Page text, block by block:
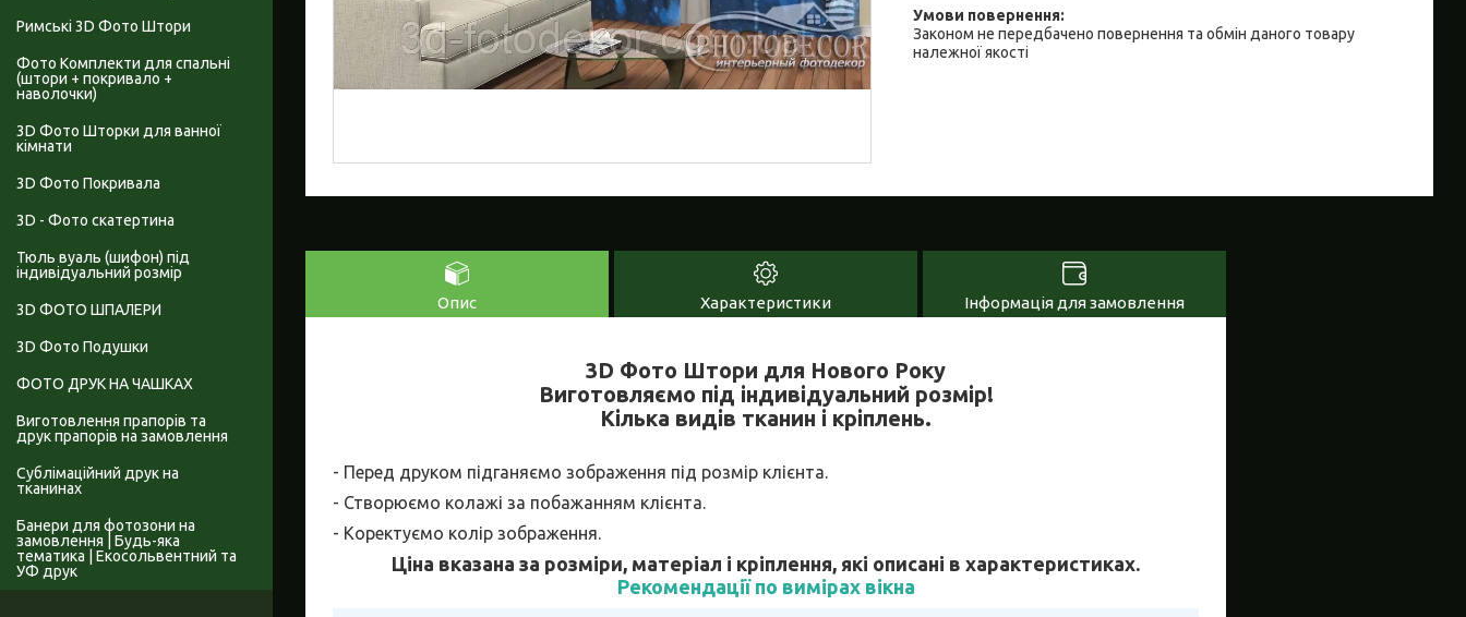
Законом не передбачено повернення та обмін даного товару
належної якості
Опис Характеристики Інформація для замовлення
3D Фото Штори для Нового Року
Виготовляємо під індивідуальний розмір!
Кілька видів тканин і кріплень.
- Перед друком підганяємо зображення під розмір клієнта.
- Створюємо колажі за побажанням клієнта.
- Коректуємо колір зображення.
Ціна вказана за розміри, матеріал і кріплення, які описані в характеристиках.
Рекомендації по вимірах вікна
Римські 3D Фото Штори
Фото Комплекти для спальні
(штори + покривало +
наволочки)
3D Фото Шторки для ванної
кімнати
3D Фото Покривала
3D - Фото скатертина
Тюль вуаль (шифон) під
індивідуальний розмір
3D ФОТО ШПАЛЕРИ
3D Фото Подушки
ФОТО ДРУК НА ЧАШКАХ
Виготовлення прапорів та
друк прапорів на замовлення
Сублімаційний друк на
тканинах
Банери для фотозони на
замовлення | Будь-яка
тематика | Екосольвентний та
УФ друк